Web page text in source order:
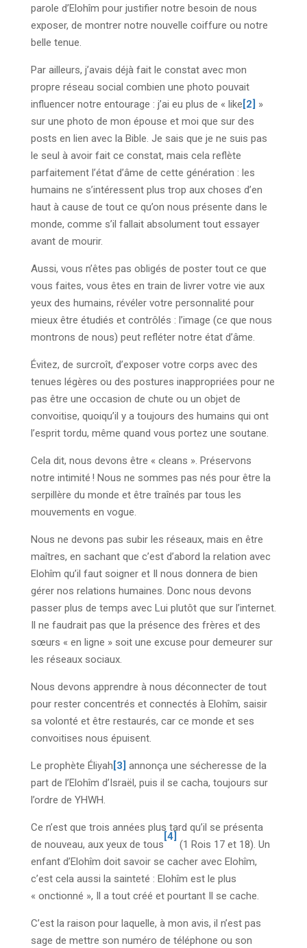
parole d’Elohîm pour justifier notre besoin de nous
exposer, de montrer notre nouvelle coiffure ou notre
belle tenue.
Par ailleurs, j’avais déjà fait le constat avec mon
propre réseau social combien une photo pouvait
influencer notre entourage : j’ai eu plus de « like [2]
»
sur une photo de mon épouse et moi que sur des
posts en lien avec la Bible. Je sais que je ne suis pas
le seul à avoir fait ce constat, mais cela reflète
parfaitement l’état d’âme de cette génération : les
humains ne s’intéressent plus trop aux choses d’en
haut à cause de tout ce qu’on nous présente dans le
monde, comme s’il fallait absolument tout essayer
avant de mourir.
Aussi, vous n’êtes pas obligés de poster tout ce que
vous faites, vous êtes en train de livrer votre vie aux
yeux des humains, révéler votre personnalité pour
mieux être étudiés et contrôlés : l’image (ce que nous
montrons de nous) peut refléter notre état d’âme.
Évitez, de surcroît, d’exposer votre corps avec des
tenues légères ou des postures inappropriées pour ne
pas être une occasion de chute ou un objet de
convoitise, quoiqu’il y a toujours des humains qui ont
l’esprit tordu, même quand vous portez une soutane.
Cela dit, nous devons être « cleans ». Préservons
notre intimité ! Nous ne sommes pas nés pour être la
serpillère du monde et être traînés par tous les
mouvements en vogue.
Nous ne devons pas subir les réseaux, mais en être
maîtres, en sachant que c’est d’abord la relation avec
Elohîm qu’il faut soigner et Il nous donnera de bien
gérer nos relations humaines. Donc nous devons
passer plus de temps avec Lui plutôt que sur l’internet.
Il ne faudrait pas que la présence des frères et des
sœurs « en ligne » soit une excuse pour demeurer sur
les réseaux sociaux.
Nous devons apprendre à nous déconnecter de tout
pour rester concentrés et connectés à Elohîm, saisir
sa volonté et être restaurés, car ce monde et ses
convoitises nous épuisent.
Le prophète Éliyah [3] annonça une sécheresse de la
part de l’Elohîm d’Israël, puis il se cacha, toujours sur
l’ordre de YHWH.
Ce n’est que trois années plus tard qu’il se présenta
de nouveau, aux yeux de tous
[4]
(1 Rois 17 et 18). Un
enfant d’Elohîm doit savoir se cacher avec Elohîm,
c’est cela aussi la sainteté : Elohîm est le plus
« onctionné », Il a tout créé et pourtant Il se cache.
C’est la raison pour laquelle, à mon avis, il n’est pas
sage de mettre son numéro de téléphone ou son